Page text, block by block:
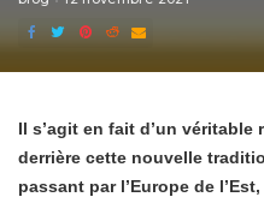
Il s’agit en fait d’un véritable
derrière cette nouvelle
passant par l’Europe de